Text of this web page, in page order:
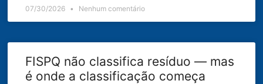
07/30/2026 Nenhum comentário
FISPQ não classifica resíduo — mas
é onde a classificação começa